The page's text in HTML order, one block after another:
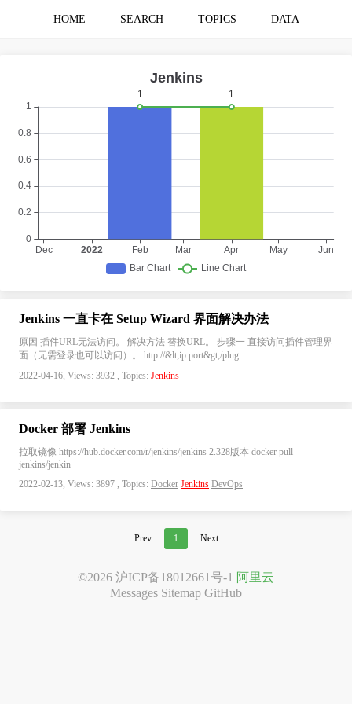
HOME SEARCH TOPICS DATA
Jenkins 一直卡在 Setup Wizard 界面解决办法
原因 插件URL无法访问。 解决方法 替换URL。 步骤一 直接访问插件管理界
面（无需登录也可以访问）。 http://&lt;ip:port&gt;/plug
2022-04-16, Views: 3932 , Topics: Jenkins
Docker 部署 Jenkins
拉取镜像 https://hub.docker.com/r/jenkins/jenkins 2.328版本 docker pull
jenkins/jenkin
2022-02-13, Views: 3897 , Topics: Docker Jenkins DevOps
Prev 1 Next
©2026 沪ICP备18012661号-1 阿里云
Messages Sitemap GitHub